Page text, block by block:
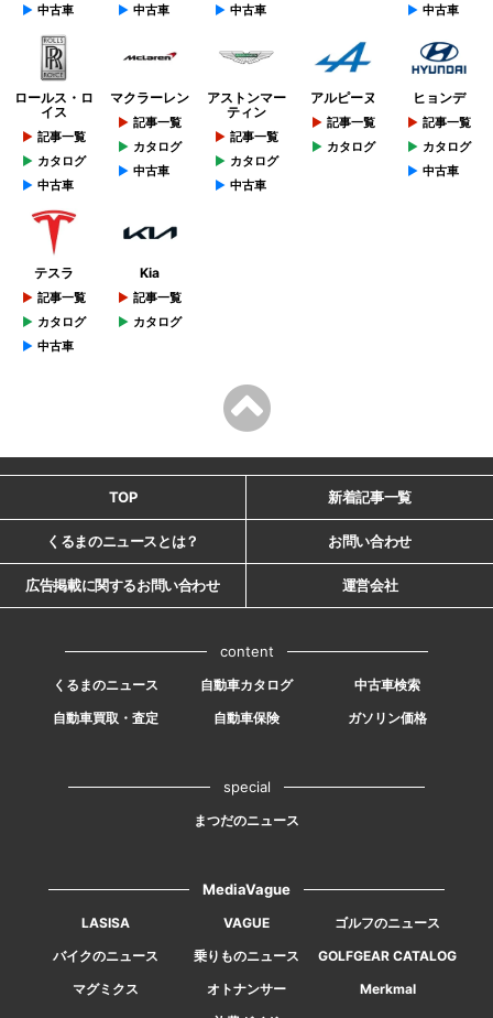
中古車
中古車
中古車
中古車
ロールス・ロ
イス
記事一覧
カタログ
中古車
マクラーレン
記事一覧
カタログ
中古車
アストンマー
ティン
記事一覧
カタログ
中古車
アルピーヌ
記事一覧
カタログ
ヒョンデ
記事一覧
カタログ
中古車
テスラ
記事一覧
カタログ
中古車
Kia
記事一覧
カタログ
TOP 新着記事一覧
くるまのニュースとは？ お問い合わせ
広告掲載に関するお問い合わせ 運営会社
content
くるまのニュース 自動車カタログ
中古車検索
自動車買取・査定
自動車保険 ガソリン価格
special
まつだのニュース
MediaVague
LASISA VAGUE
ゴルフのニュース
バイクのニュース
乗りものニュース
GOLFGEAR CATALOG
マグミクス
オトナンサー
Merkmal